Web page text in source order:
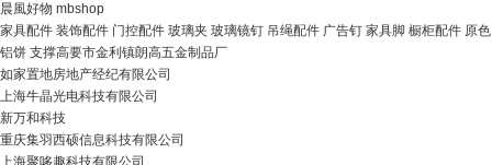
晨風好物 mbshop
家具配件 装饰配件 门控配件 玻璃夹 玻璃镜钉 吊绳配件 广告钉 家具脚 橱柜配件 原色
铝饼 支撑高要市金利镇朗高五金制品厂
如家置地房地产经纪有限公司
上海牛晶光电科技有限公司
新万和科技
重庆集羽西硕信息科技有限公司
上海聚哆趣科技有限公司